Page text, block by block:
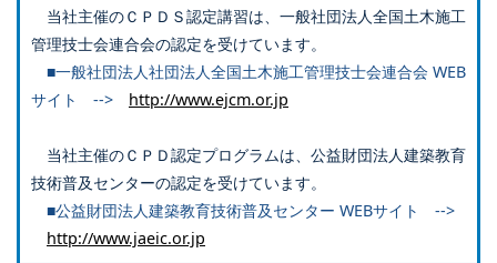
当社主催のＣＰＤＳ認定講習は、一般社団法人全国土木施工
管理技士会連合会の認定を受けています。
■一般社団法人社団法人全国土木施工管理技士会連合会 WEB
サイト --> http://www.ejcm.or.jp
当社主催のＣＰＤ認定プログラムは、公益財団法人建築教育
技術普及センターの認定を受けています。
■公益財団法人建築教育技術普及センター WEBサイト -->
http://www.jaeic.or.jp